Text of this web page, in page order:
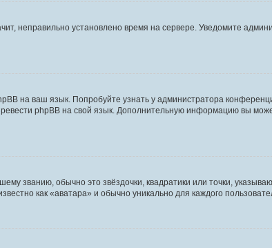
неправильно установлено время на сервере. Уведомите
на ваш язык. Попробуйте узнать у администратора
phpBB на свой язык. Дополнительную информацию вы
званию, обычно это звёздочки, квадратики или точки,
как «аватара» и обычно уникально для каждого